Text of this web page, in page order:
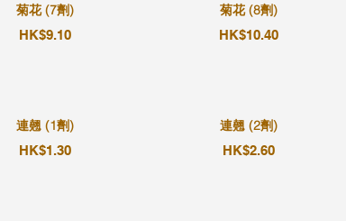
菊花 (7劑)
HK$9.10
連翹 (1劑)
HK$1.30
菊花 (8劑)
HK$10.40
連翹 (2劑)
HK$2.60